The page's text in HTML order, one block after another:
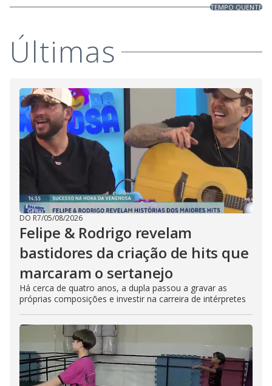
TEMPO QUENTE
Últimas
DO R7/05/08/2026
Felipe & Rodrigo revelam
bastidores da criação de hits que
marcaram o sertanejo
Há cerca de quatro anos, a dupla passou a gravar as
próprias composições e investir na carreira de intérpretes